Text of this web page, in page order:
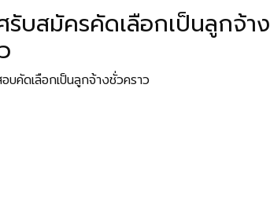
รับสมัครคัดเลือกเป็นลูกจ้าง
บคัดเลือกเป็นลูกจ้างชั่วคราว